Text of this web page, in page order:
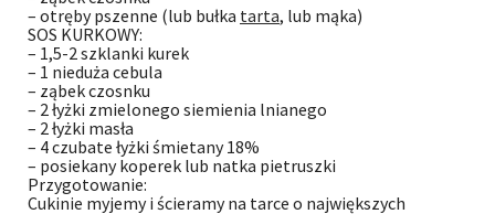
– otręby pszenne (lub bułka tarta, lub mąka)
SOS KURKOWY:
– 1,5-2 szklanki kurek
– 1 nieduża cebula
– ząbek czosnku
– 2 łyżki zmielonego siemienia lnianego
– 2 łyżki masła
– 4 czubate łyżki śmietany 18%
– posiekany koperek lub natka pietruszki
Przygotowanie:
Cukinie myjemy i ścieramy na tarce o największych